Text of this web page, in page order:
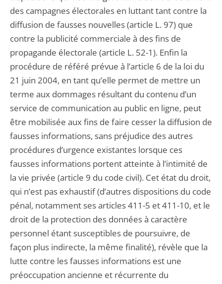
des campagnes électorales en luttant tant contre la
diffusion de fausses nouvelles (article L. 97) que
contre la publicité commerciale à des fins de
propagande électorale (article L. 52-1). Enfin la
procédure de référé prévue à l’article 6 de la loi du
21 juin 2004, en tant qu’elle permet de mettre un
terme aux dommages résultant du contenu d’un
service de communication au public en ligne, peut
être mobilisée aux fins de faire cesser la diffusion de
fausses informations, sans préjudice des autres
procédures d’urgence existantes lorsque ces
fausses informations portent atteinte à l’intimité de
la vie privée (article 9 du code civil). Cet état du droit,
qui n’est pas exhaustif (d’autres dispositions du code
pénal, notamment ses articles 411-5 et 411-10, et le
droit de la protection des données à caractère
personnel étant susceptibles de poursuivre, de
façon plus indirecte, la même finalité), révèle que la
lutte contre les fausses informations est une
préoccupation ancienne et récurrente du